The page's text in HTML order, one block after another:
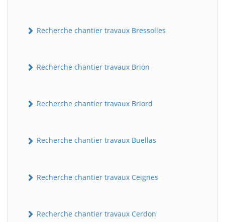
Recherche chantier travaux Bressolles
Recherche chantier travaux Brion
Recherche chantier travaux Briord
Recherche chantier travaux Buellas
Recherche chantier travaux Ceignes
Recherche chantier travaux Cerdon